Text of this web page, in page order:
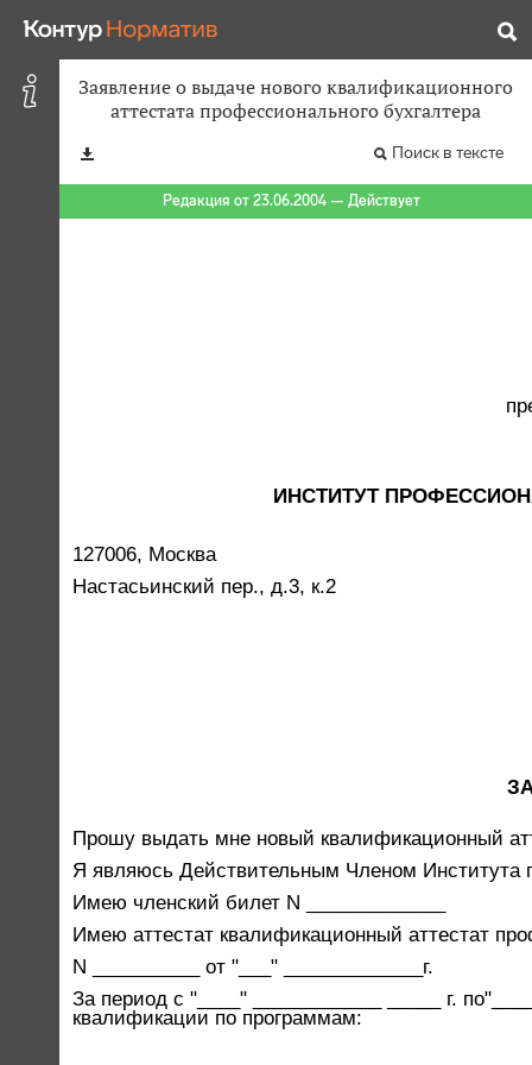
Заявление о выдаче нового квалификационного
аттестата профессионального бухгалтера
Поиск в тексте
Редакция от 23.06.2004 — Действует
ИНСТИТУТ
127006, Москва
Настасьинский пер., д.3, к.2
Прошу выдать мне новый квалификационный
Я являюсь Действительным Членом Института
Имею членский билет N _____________
Имею аттестат квалификационный аттестат
N __________ от "___" _____________г.
За период с "____" ____________ _____ г.
квалификации по программам: